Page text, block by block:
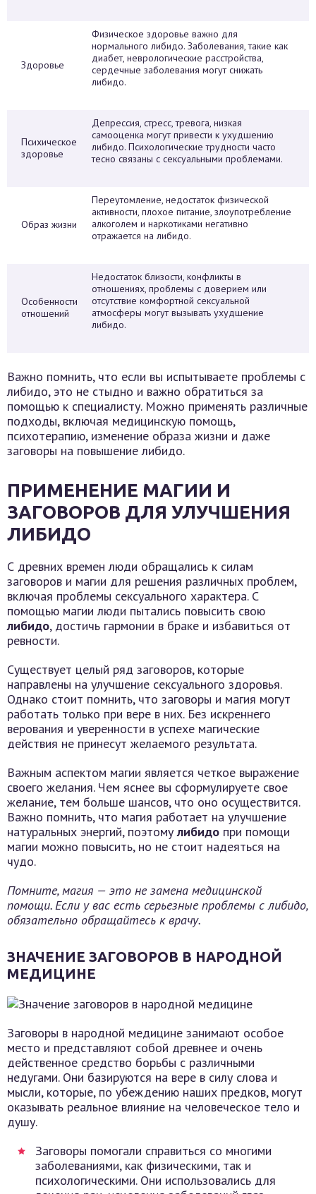
Здоровье
Физическое здоровье важно для
нормального либидо. Заболевания, такие как
диабет, неврологические расстройства,
сердечные заболевания могут снижать
либидо.
Психическое
здоровье
Депрессия, стресс, тревога, низкая
самооценка могут привести к ухудшению
либидо. Психологические трудности часто
тесно связаны с сексуальными проблемами.
Образ жизни
Переутомление, недостаток физической
активности, плохое питание, злоупотребление
алкоголем и наркотиками негативно
отражается на либидо.
Особенности
отношений
Недостаток близости, конфликты в
отношениях, проблемы с доверием или
отсутствие комфортной сексуальной
атмосферы могут вызывать ухудшение
либидо.
Важно помнить, что если вы испытываете проблемы с
либидо, это не стыдно и важно обратиться за
помощью к специалисту. Можно применять различные
подходы, включая медицинскую помощь,
психотерапию, изменение образа жизни и даже
заговоры на повышение либидо.
ПРИМЕНЕНИЕ МАГИИ И
ЗАГОВОРОВ ДЛЯ УЛУЧШЕНИЯ
ЛИБИДО
С древних времен люди обращались к силам
заговоров и магии для решения различных проблем,
включая проблемы сексуального характера. С
помощью магии люди пытались повысить свою
либидо, достичь гармонии в браке и избавиться от
ревности.
Существует целый ряд заговоров, которые
направлены на улучшение сексуального здоровья.
Однако стоит помнить, что заговоры и магия могут
работать только при вере в них. Без искреннего
верования и уверенности в успехе магические
действия не принесут желаемого результата.
Важным аспектом магии является четкое выражение
своего желания. Чем яснее вы сформулируете свое
желание, тем больше шансов, что оно осуществится.
Важно помнить, что магия работает на улучшение
натуральных энергий, поэтомулибидо при помощи
магии можно повысить, но не стоит надеяться на
чудо.
Помните, магия — это не замена медицинской
помощи. Если у вас есть серьезные проблемы с либидо,
обязательно обращайтесь к врачу.
ЗНАЧЕНИЕ ЗАГОВОРОВ В НАРОДНОЙ
МЕДИЦИНЕ
Заговоры в народной медицине занимают особое
место и представляют собой древнее и очень
действенное средство борьбы с различными
недугами. Они базируются на вере в силу слова и
мысли, которые, по убеждению наших предков, могут
оказывать реальное влияние на человеческое тело и
душу.
Заговоры помогали справиться со многими
заболеваниями, как физическими, так и
психологическими. Они использовались для